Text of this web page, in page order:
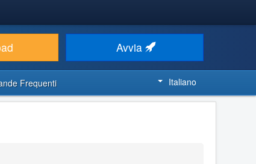
Avvia
Frequenti Italiano